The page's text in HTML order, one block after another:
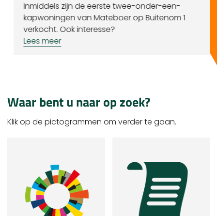
Inmiddels zijn de eerste twee-onder-een-
kapwoningen van Mateboer op Buitenom 1
verkocht. Ook interesse?
Lees meer
Waar bent u naar op zoek?
Klik op de pictogrammen om verder te gaan.